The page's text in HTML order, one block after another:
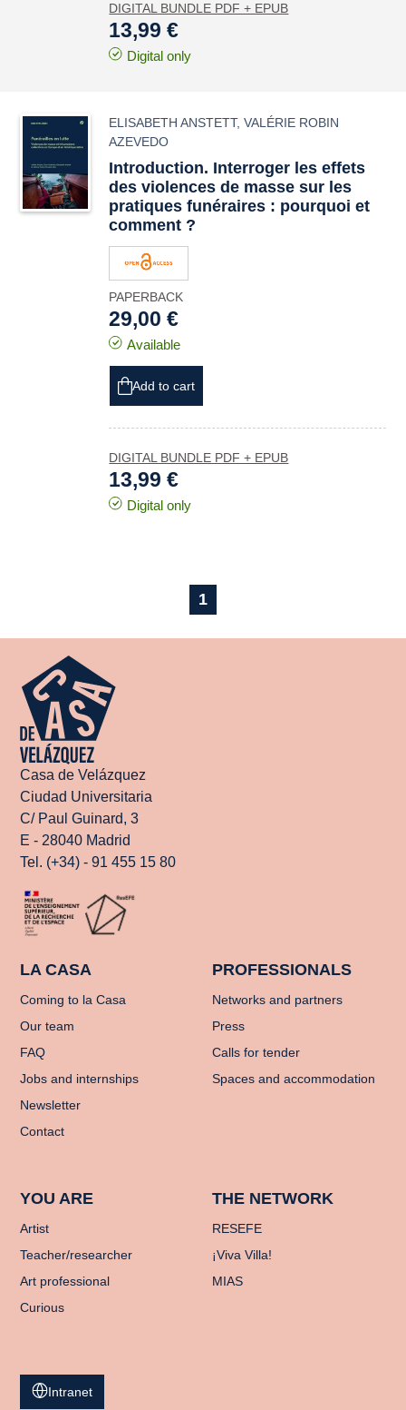
DIGITAL BUNDLE PDF + EPUB
13,99 €
Digital only
ELISABETH ANSTETT,VALÉRIE ROBIN
AZEVEDO
Introduction. Interroger les effets
des violences de masse sur les
pratiques funéraires : pourquoi et
comment ?
PAPERBACK
29,00 €
Available
Add to cart
DIGITAL BUNDLE PDF + EPUB
13,99 €
Digital only
1
Casa de Velázquez
Ciudad Universitaria
C/ Paul Guinard, 3
E - 28040 Madrid
Tel. (+34) - 91 455 15 80
LA CASA
Coming to la Casa
Our team
FAQ
Jobs and internships
Newsletter
Contact
PROFESSIONALS
Networks and partners
Press
Calls for tender
Spaces and accommodation
YOU ARE
Artist
Teacher/researcher
Art professional
Curious
THE NETWORK
RESEFE
¡Viva Villa!
MIAS
Intranet